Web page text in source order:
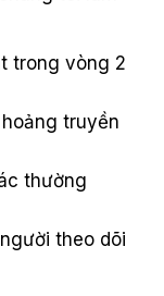
trong vòng 2
truyền
thường
theo dõi